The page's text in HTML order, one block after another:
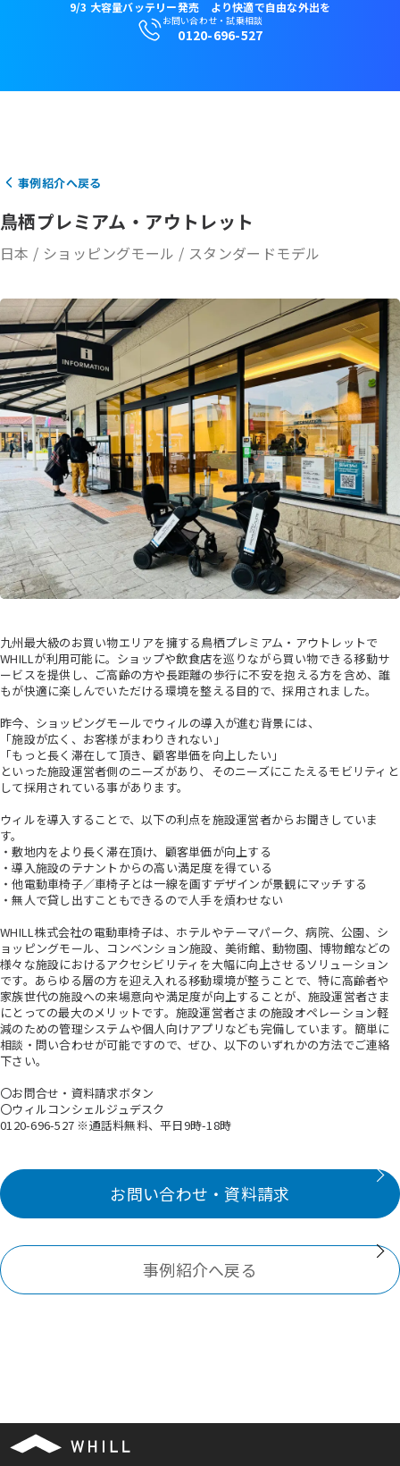
9/3 大容量バッテリー発売 より快適で自由な外出を
お問い合わせ・試乗相談
0120-696-527
販売店検索 アカウント
事例紹介へ戻る
鳥栖プレミアム・アウトレット
日本 / ショッピングモール / スタンダードモデル
九州最大級のお買い物エリアを擁する鳥栖プレミアム・アウトレットで
WHILLが利用可能に。ショップや飲食店を巡りながら買い物できる移動サ
ービスを提供し、ご高齢の方や長距離の歩行に不安を抱える方を含め、誰
もが快適に楽しんでいただける環境を整える目的で、採用されました。
昨今、ショッピングモールでウィルの導入が進む背景には、
「施設が広く、お客様がまわりきれない」
「もっと長く滞在して頂き、顧客単価を向上したい」
といった施設運営者側のニーズがあり、そのニーズにこたえるモビリティと
して採用されている事があります。
ウィルを導入することで、以下の利点を施設運営者からお聞きしていま
す。
・敷地内をより長く滞在頂け、顧客単価が向上する
・導入施設のテナントからの高い満足度を得ている
・他電動車椅子／車椅子とは一線を画すデザインが景観にマッチする
・無人で貸し出すこともできるので人手を煩わせない
WHILL株式会社の電動車椅子は、ホテルやテーマパーク、病院、公園、シ
ョッピングモール、コンベンション施設、美術館、動物園、博物館などの
様々な施設におけるアクセシビリティを大幅に向上させるソリューション
です。あらゆる層の方を迎え入れる移動環境が整うことで、特に高齢者や
家族世代の施設への来場意向や満足度が向上することが、施設運営者さま
にとっての最大のメリットです。施設運営者さまの施設オペレーション軽
減のための管理システムや個人向けアプリなども完備しています。簡単に
相談・問い合わせが可能ですので、ぜひ、以下のいずれかの方法でご連絡
下さい。
〇お問合せ・資料請求ボタン
〇ウィルコンシェルジュデスク
0120-696-527 ※通話料無料、平日9時-18時
お問い合わせ・資料請求
事例紹介へ戻る